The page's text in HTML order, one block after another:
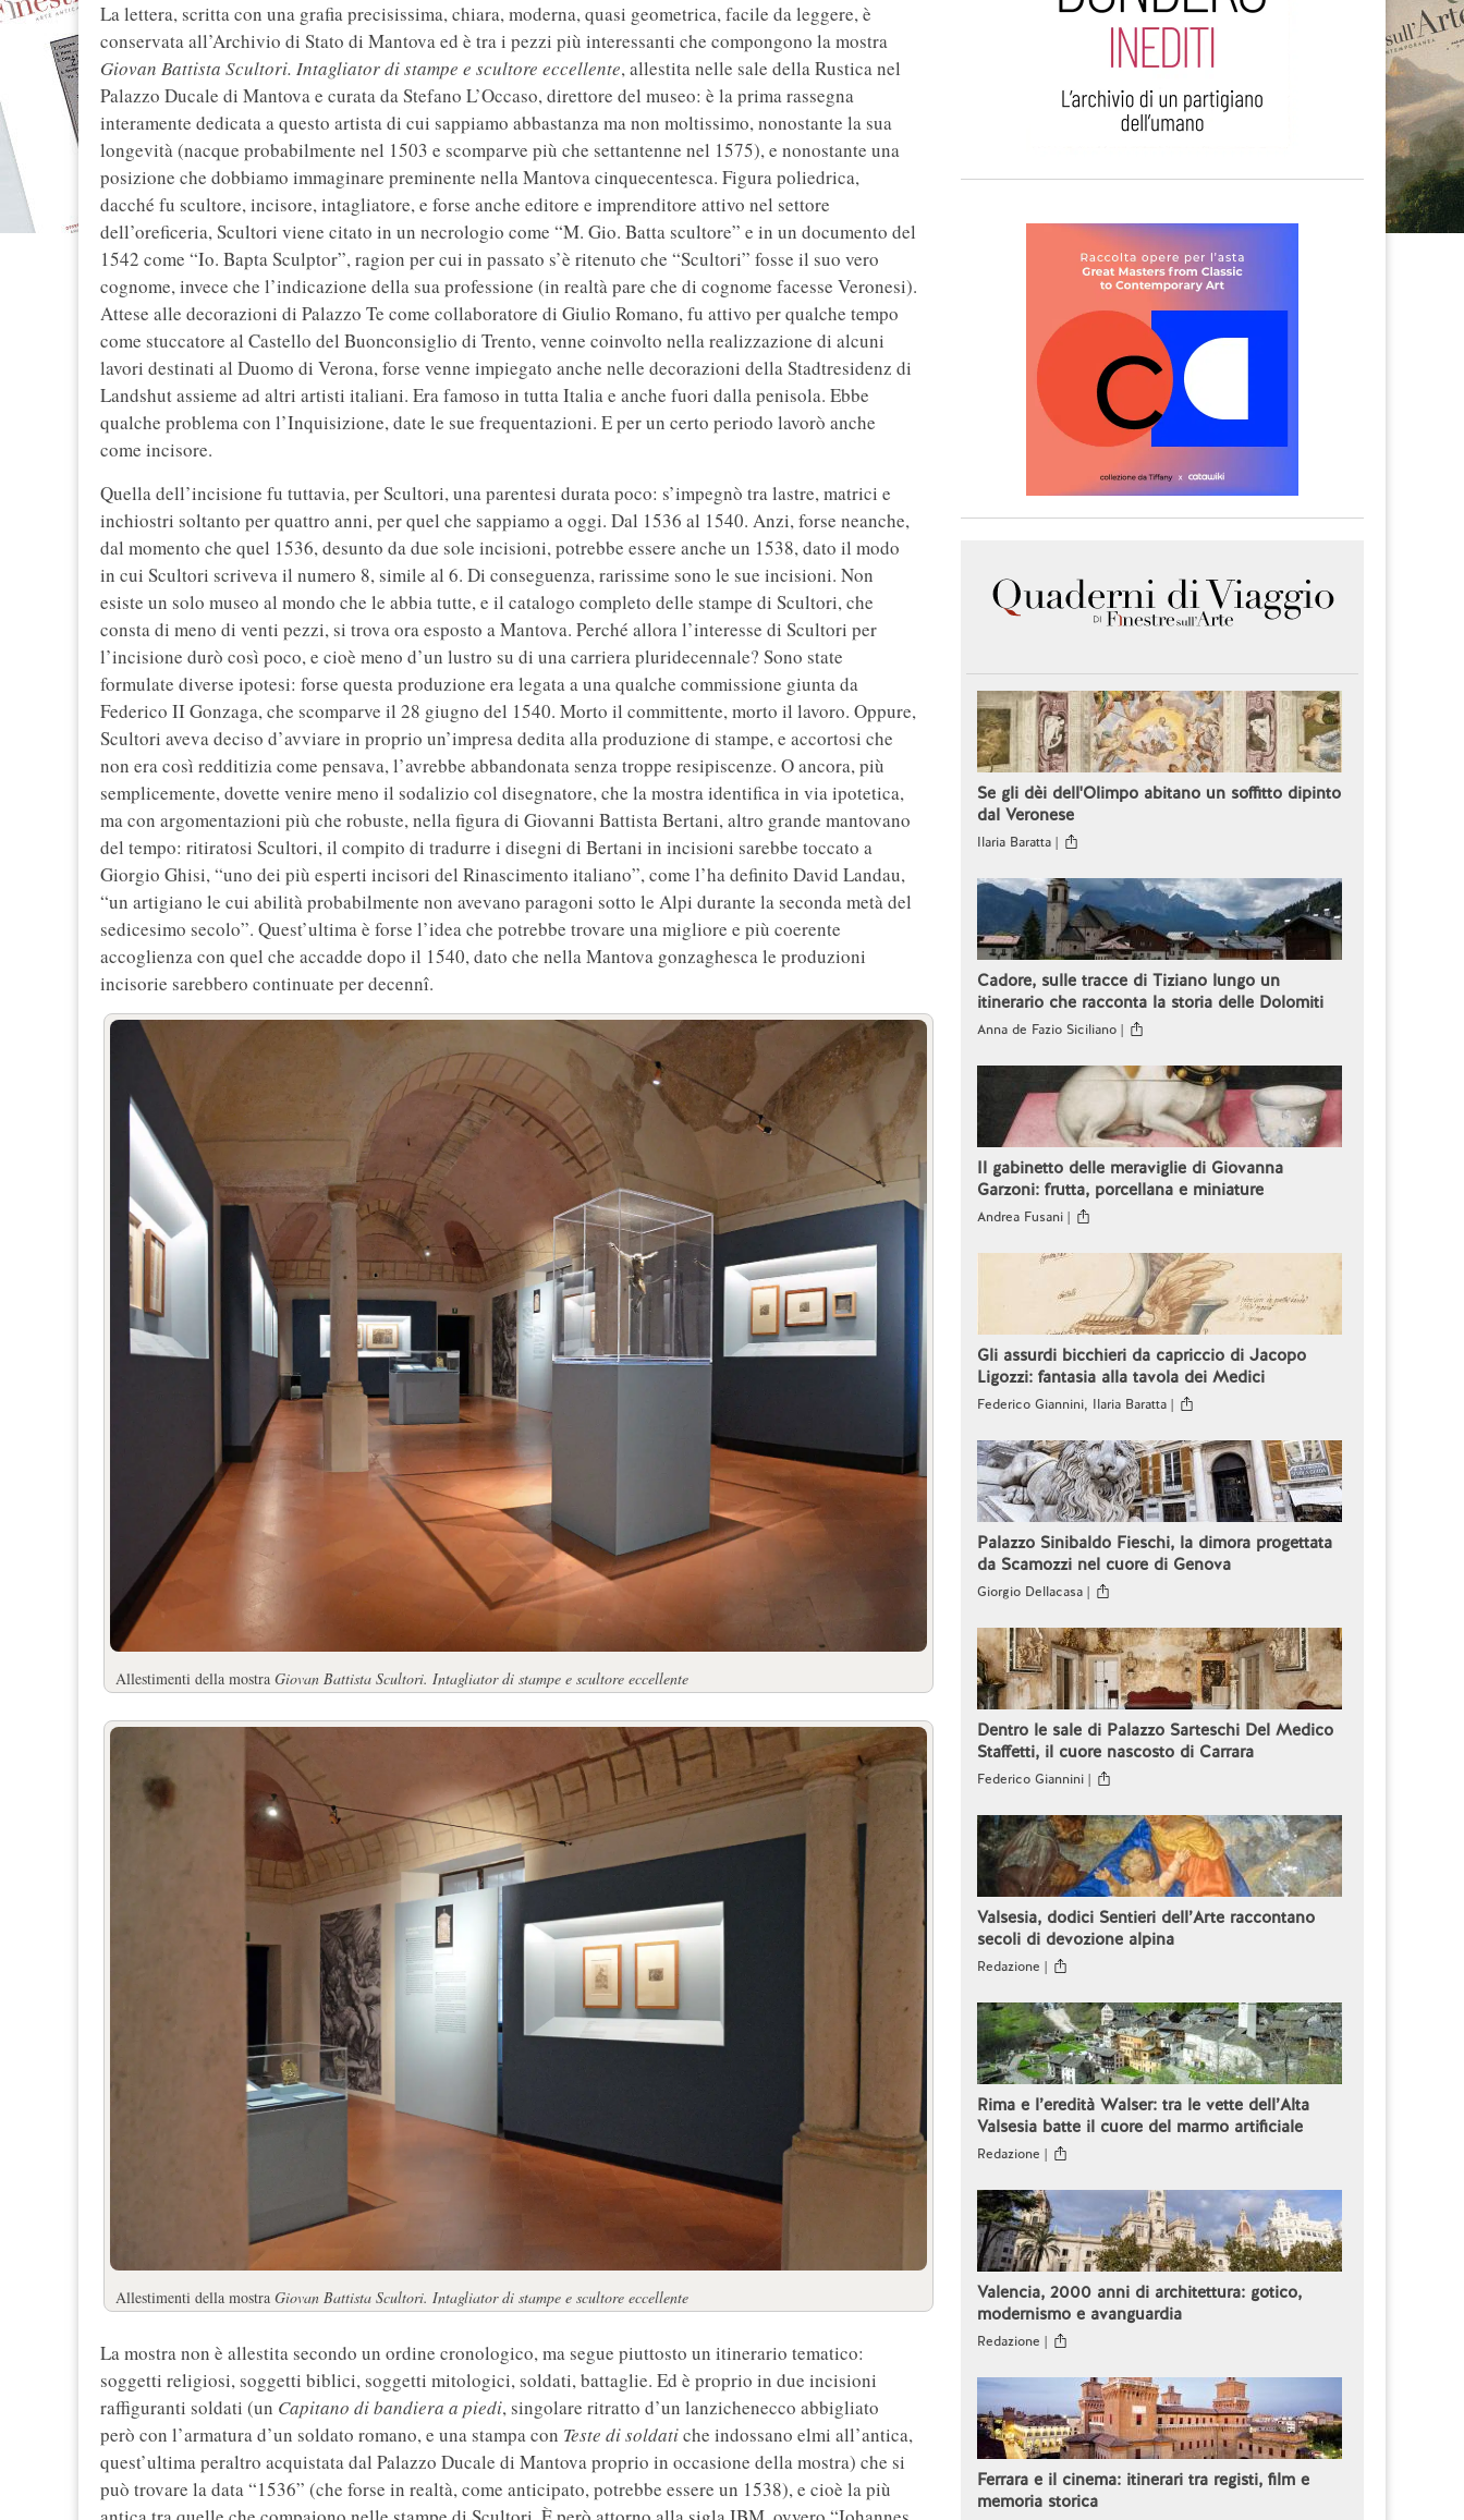
La lettera, scritta con una grafia precisissima, chiara, moderna, quasi geometrica, facile da leggere, è
conservata all’Archivio di Stato di Mantova ed è tra i pezzi più interessanti che compongono la mostra
Giovan Battista Scultori. Intagliator di stampe e scultore eccellente, allestita nelle sale della Rustica nel
Palazzo Ducale di Mantova e curata da Stefano L’Occaso, direttore del museo: è la prima rassegna
interamente dedicata a questo artista di cui sappiamo abbastanza ma non moltissimo, nonostante la sua
longevità (nacque probabilmente nel 1503 e scomparve più che settantenne nel 1575), e nonostante una
posizione che dobbiamo immaginare preminente nella Mantova cinquecentesca. Figura poliedrica,
dacché fu scultore, incisore, intagliatore, e forse anche editore e imprenditore attivo nel settore
dell’oreficeria, Scultori viene citato in un necrologio come “M. Gio. Batta scultore” e in un documento del
1542 come “Io. Bapta Sculptor”, ragion per cui in passato s’è ritenuto che “Scultori” fosse il suo vero
cognome, invece che l’indicazione della sua professione (in realtà pare che di cognome facesse Veronesi).
Attese alle decorazioni di Palazzo Te come collaboratore di Giulio Romano, fu attivo per qualche tempo
come stuccatore al Castello del Buonconsiglio di Trento, venne coinvolto nella realizzazione di alcuni
lavori destinati al Duomo di Verona, forse venne impiegato anche nelle decorazioni della Stadtresidenz di
Landshut assieme ad altri artisti italiani. Era famoso in tutta Italia e anche fuori dalla penisola. Ebbe
qualche problema con l’Inquisizione, date le sue frequentazioni. E per un certo periodo lavorò anche
come incisore.
Quella dell’incisione fu tuttavia, per Scultori, una parentesi durata poco: s’impegnò tra lastre, matrici e
inchiostri soltanto per quattro anni, per quel che sappiamo a oggi. Dal 1536 al 1540. Anzi, forse neanche,
dal momento che quel 1536, desunto da due sole incisioni, potrebbe essere anche un 1538, dato il modo
in cui Scultori scriveva il numero 8, simile al 6. Di conseguenza, rarissime sono le sue incisioni. Non
esiste un solo museo al mondo che le abbia tutte, e il catalogo completo delle stampe di Scultori, che
consta di meno di venti pezzi, si trova ora esposto a Mantova. Perché allora l’interesse di Scultori per
l’incisione durò così poco, e cioè meno d’un lustro su di una carriera pluridecennale? Sono state
formulate diverse ipotesi: forse questa produzione era legata a una qualche commissione giunta da
Federico II Gonzaga, che scomparve il 28 giugno del 1540. Morto il committente, morto il lavoro. Oppure,
Scultori aveva deciso d’avviare in proprio un’impresa dedita alla produzione di stampe, e accortosi che
non era così redditizia come pensava, l’avrebbe abbandonata senza troppe resipiscenze. O ancora, più
semplicemente, dovette venire meno il sodalizio col disegnatore, che la mostra identifica in via ipotetica,
ma con argomentazioni più che robuste, nella figura di Giovanni Battista Bertani, altro grande mantovano
del tempo: ritiratosi Scultori, il compito di tradurre i disegni di Bertani in incisioni sarebbe toccato a
Giorgio Ghisi, “uno dei più esperti incisori del Rinascimento italiano”, come l’ha definito David Landau,
“un artigiano le cui abilità probabilmente non avevano paragoni sotto le Alpi durante la seconda metà del
sedicesimo secolo”. Quest’ultima è forse l’idea che potrebbe trovare una migliore e più coerente
accoglienza con quel che accadde dopo il 1540, dato che nella Mantova gonzaghesca le produzioni
incisorie sarebbero continuate per decennî.
Allestimenti della mostra Giovan Battista Scultori. Intagliator di stampe e scultore eccellente
Allestimenti della mostra Giovan Battista Scultori. Intagliator di stampe e scultore eccellente
La mostra non è allestita secondo un ordine cronologico, ma segue piuttosto un itinerario tematico:
soggetti religiosi, soggetti biblici, soggetti mitologici, soldati, battaglie. Ed è proprio in due incisioni
raffiguranti soldati (un Capitano di bandiera a piedi, singolare ritratto d’un lanzichenecco abbigliato
però con l’armatura d’un soldato romano, e una stampa con Teste di soldatiche indossano elmi all’antica,
quest’ultima peraltro acquistata dal Palazzo Ducale di Mantova proprio in occasione della mostra) che si
può trovare la data “1536” (che forse in realtà, come anticipato, potrebbe essere un 1538), e cioè la più
Se gli dèi dell'Olimpo abitano un soffitto dipinto
dal Veronese
Ilaria Baratta |
Cadore, sulle tracce di Tiziano lungo un
itinerario che racconta la storia delle Dolomiti
Anna de Fazio Siciliano |
Il gabinetto delle meraviglie di Giovanna
Garzoni: frutta, porcellana e miniature
Andrea Fusani |
Gli assurdi bicchieri da capriccio di Jacopo
Ligozzi: fantasia alla tavola dei Medici
Federico Giannini, Ilaria Baratta |
Palazzo Sinibaldo Fieschi, la dimora progettata
da Scamozzi nel cuore di Genova
Giorgio Dellacasa |
Dentro le sale di Palazzo Sarteschi Del Medico
Staffetti, il cuore nascosto di Carrara
Federico Giannini |
Valsesia, dodici Sentieri dell’Arte raccontano
secoli di devozione alpina
Redazione |
Rima e l’eredità Walser: tra le vette dell’Alta
Valsesia batte il cuore del marmo artificiale
Redazione |
Valencia, 2000 anni di architettura: gotico,
modernismo e avanguardia
Redazione |
Ferrara e il cinema: itinerari tra registi, film e
memoria storica